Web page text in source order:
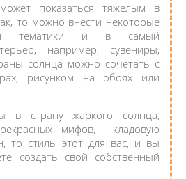
показаться тяжелым в
то можно внести некоторые
тематики и в самый
например, сувениры,
солнца можно сочетать с
рисунком на обоях или
в страну жаркого солнца,
мифов, кладовую
то стиль этот для вас, и вы
создать свой собственный